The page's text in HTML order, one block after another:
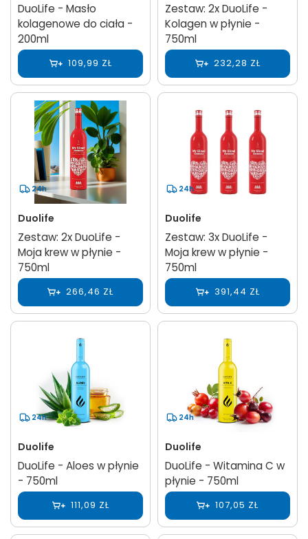
DuoLife - Masło
kolagenowe do ciała -
200ml
109,99 ZŁ
Zestaw: 2x DuoLife -
Kolagen w płynie -
750ml
232,28 ZŁ
24h
Duolife
Zestaw: 2x DuoLife -
Moja krew w płynie -
750ml
266,46 ZŁ
24h
Duolife
Zestaw: 3x DuoLife -
Moja krew w płynie -
750ml
391,44 ZŁ
24h
Duolife
DuoLife - Aloes w płynie
- 750ml
111,09 ZŁ
24h
Duolife
DuoLife - Witamina C w
płynie - 750ml
107,05 ZŁ